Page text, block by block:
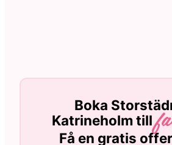
Boka
Katrineholm till
Få en gratis